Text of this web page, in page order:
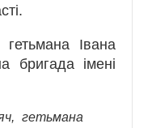
Івана
бригада імені
гетьмана